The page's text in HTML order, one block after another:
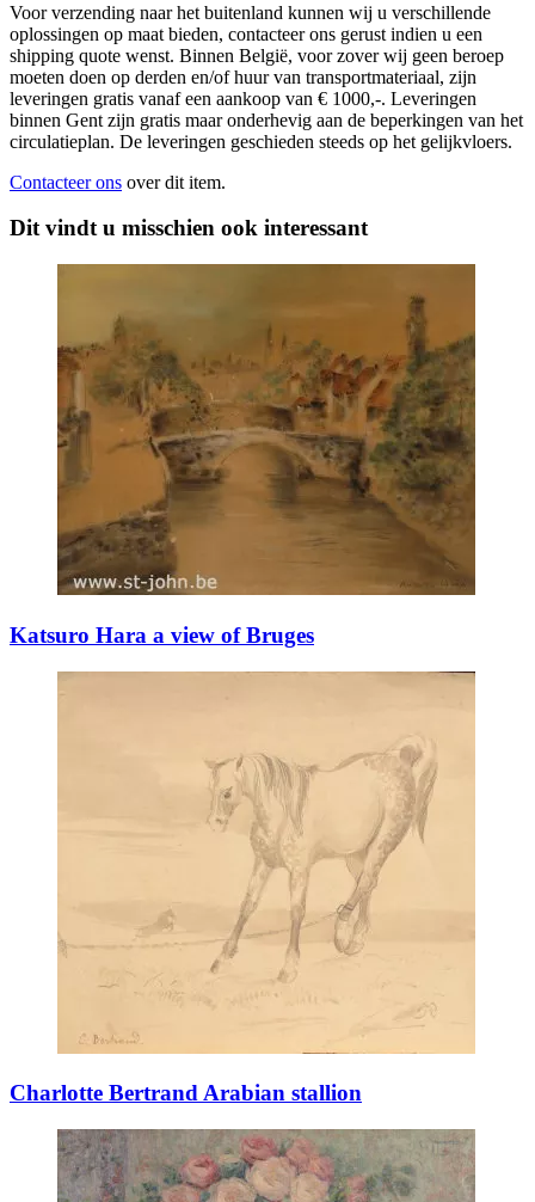
Voor verzending naar het buitenland kunnen wij u verschillende
oplossingen op maat bieden, contacteer ons gerust indien u een
shipping quote wenst. Binnen België, voor zover wij geen beroep
moeten doen op derden en/of huur van transportmateriaal, zijn
leveringen gratis vanaf een aankoop van € 1000,-. Leveringen
binnen Gent zijn gratis maar onderhevig aan de beperkingen van het
circulatieplan. De leveringen geschieden steeds op het gelijkvloers.
Contacteer ons over dit item.
Dit vindt u misschien ook interessant
Katsuro Hara a view of Bruges
Charlotte Bertrand Arabian stallion